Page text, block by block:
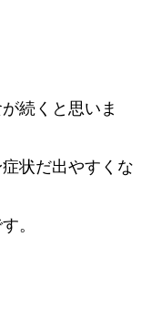
続くと思いま
状だ出やすくな
。